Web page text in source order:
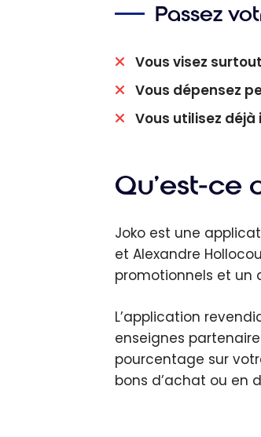
Passez
Vous visez
Vous dépensez
Vous utilisez déjà
Qu’est-ce
Joko est une
et Alexandre
promotionnels et un
L’application
enseignes
pourcentage sur
bons d’achat ou en